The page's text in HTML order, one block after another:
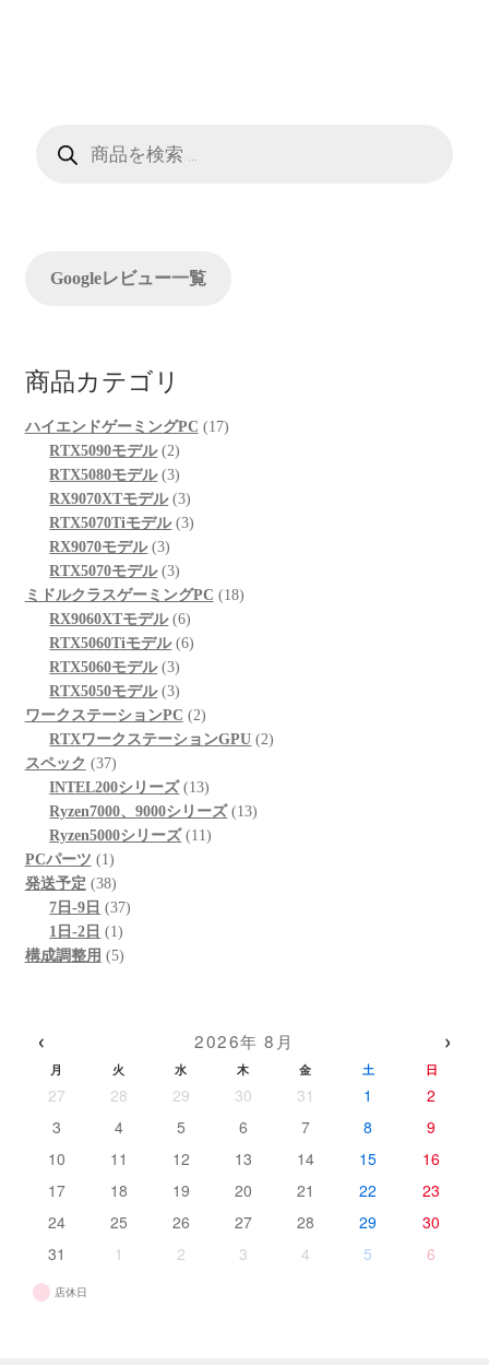
ー
ンGoogleレビュー一覧
商品カテゴリ
ハイエンドゲーミングPC 1717
RTX5090モデル 22
個
の
商
RTX5080モデル 33
個
の
品
RX9070XTモデル 33
個
品
RTX5070Tiモデル 33
商
品
RX9070モデル 33
個
の
商
品
RTX5070モデル 33
個
の
商
品
ミドルクラスゲーミングPC 1818
RX9060XTモデル 66
個
品
RTX5060Tiモデル 66
商
品
RTX5060モデル 33
個
の
商
RTX5050モデル 33
個
の
品
ワークステーションPC 22
個
商
品
RTXワークステーションGPU 22
スペック 3737
個
の
商
品
INTEL200シリーズ 1313
個
の
Ryzen7000、9000シリーズ 1313
Ryzen5000シリーズ 1111
PCパーツ 11
個
の
商
品
発送予定 3838
個
の
商
7日-9日 3737
1日-2日 11
個
構成調整用 55
‹ 2026年 8月 ›
月 火 水 木 金 土 日
27 28 29 30 31 1
2
3
4 5 6 7 8
9
10
11 12 13 14 15
16
17
18 19 20 21 22
23
24
25 26 27 28 29
30
31
1 2 3 4 5 6
店休日